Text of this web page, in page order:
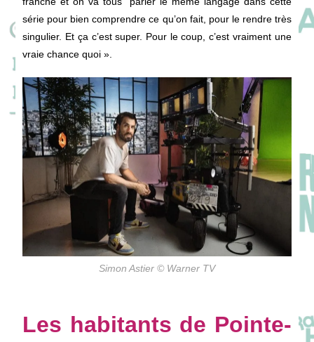
série pour bien comprendre ce qu’on fait, pour le rendre très
singulier. Et ça c’est super. Pour le coup, c’est vraiment une
vraie chance quoi ».
Simon Astier © Warner TV
Les habitants de Pointe-